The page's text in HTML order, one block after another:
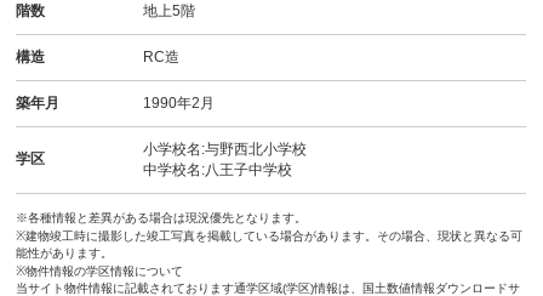
階数 地上5階
構造 RC造
築年月 1990年2月
学区
小学校名:与野西北小学校
中学校名:八王子中学校
※各種情報と差異がある場合は現況優先となります。
※建物竣工時に撮影した竣工写真を掲載している場合があります。その場合、現状と異なる可
能性があります。
※物件情報の学区情報について
当サイト物件情報に記載されております通学区域(学区)情報は、国土数値情報ダウンロードサ